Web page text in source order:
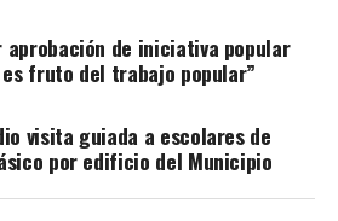
aprobación de iniciativa popular
fruto del trabajo popular”
visita guiada a escolares de
por edificio del Municipio